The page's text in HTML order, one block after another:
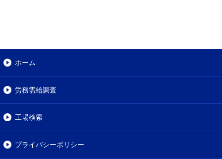
ホーム
労務需給調査
工場検索
プライバシーポリシー